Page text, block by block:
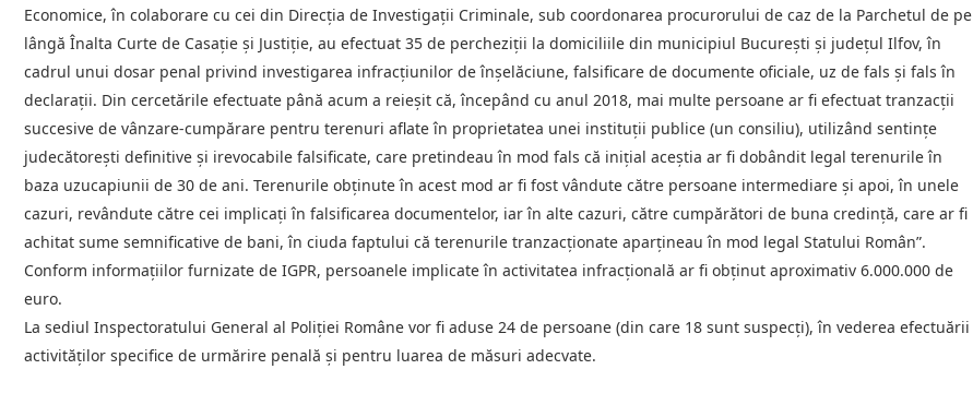
Economice, în colaborare cu cei din Direcția de Investigații Criminale, sub coordonarea procurorului de caz de la Parchetul de pe
lângă Înalta Curte de Casație și Justiție, au efectuat 35 de percheziții la domiciliile din municipiul București și județul Ilfov, în
cadrul unui dosar penal privind investigarea infracțiunilor de înșelăciune, falsificare de documente oficiale, uz de fals și fals în
declarații. Din cercetările efectuate până acum a reieșit că, începând cu anul 2018, mai multe persoane ar fi efectuat tranzacții
succesive de vânzare-cumpărare pentru terenuri aflate în proprietatea unei instituții publice (un consiliu), utilizând sentințe
judecătorești definitive și irevocabile falsificate, care pretindeau în mod fals că inițial aceștia ar fi dobândit legal terenurile în
baza uzucapiunii de 30 de ani. Terenurile obținute în acest mod ar fi fost vândute către persoane intermediare și apoi, în unele
cazuri, revândute către cei implicați în falsificarea documentelor, iar în alte cazuri, către cumpărători de buna credință, care ar fi
achitat sume semnificative de bani, în ciuda faptului că terenurile tranzacționate aparțineau în mod legal Statului Român”.
Conform informațiilor furnizate de IGPR, persoanele implicate în activitatea infracțională ar fi obținut aproximativ 6.000.000 de
euro.
La sediul Inspectoratului General al Poliției Române vor fi aduse 24 de persoane (din care 18 sunt suspecți), în vederea efectuării
activităților specifice de urmărire penală și pentru luarea de măsuri adecvate.